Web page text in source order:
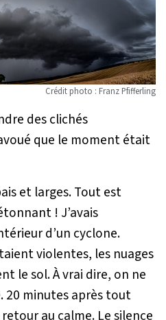
Crédit photo : Franz Pfifferling
des clichés
que le moment était
et larges. Tout est
! J’avais
d’un cyclone.
violentes, les nuages
le sol. À vrai dire, on ne
20 minutes après tout
au calme. Le silence